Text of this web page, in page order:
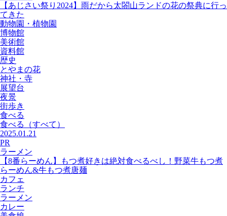
【あじさい祭り2024】雨だから太閤山ランドの花の祭典に行っ
てきた
動物園・植物園
博物館
美術館
資料館
歴史
とやまの花
神社・寺
展望台
夜景
街歩き
食べる
食べる
（すべて）
2025.01.21
PR
ラーメン
【8番らーめん】もつ煮好きは絶対食べるべし！野菜牛もつ煮
らーめん&牛もつ煮唐麺
カフェ
ランチ
ラーメン
カレー